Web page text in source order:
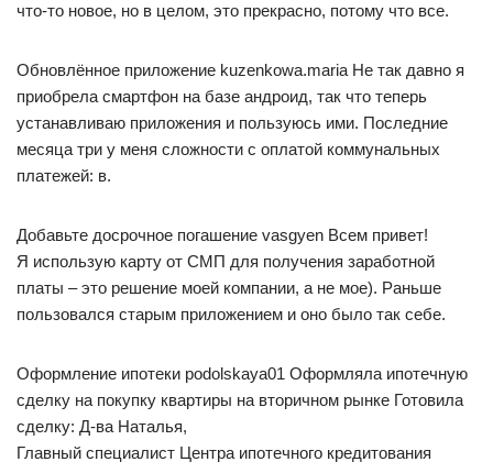
что-то новое, но в целом, это прекрасно, потому что все.
Обновлённое приложение kuzenkowa.maria Не так давно я
приобрела смартфон на базе андроид, так что теперь
устанавливаю приложения и пользуюсь ими. Последние
месяца три у меня сложности с оплатой коммунальных
платежей: в.
Добавьте досрочное погашение vasgyen Всем привет!
Я использую карту от СМП для получения заработной
платы – это решение моей компании, а не мое). Раньше
пользовался старым приложением и оно было так себе.
Оформление ипотеки podolskaya01 Оформляла ипотечную
сделку на покупку квартиры на вторичном рынке Готовила
сделку: Д-ва Наталья,
Главный специалист Центра ипотечного кредитования